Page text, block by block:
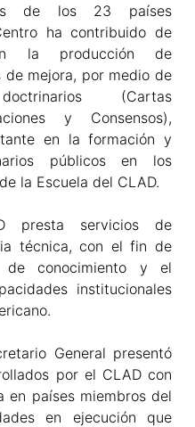
de los 23 países
ha contribuido de
la producción de
mejora, por medio de
(Cartas
y Consensos),
en la formación y
públicos en los
la Escuela del CLAD.
presta servicios de
técnica, con el fin de
de conocimiento y el
institucionales
General presentó
por el CLAD con
en países miembros del
en ejecución que